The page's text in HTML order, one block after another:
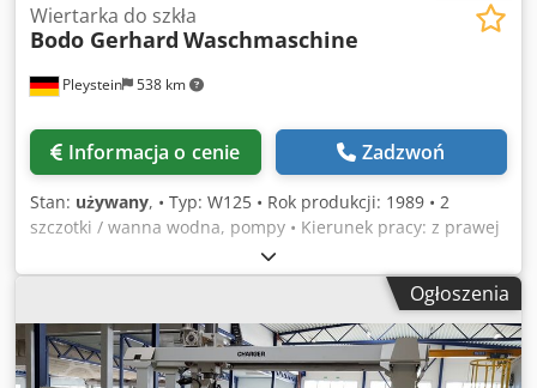
Pleystein 538 km
Wiertarka do szkła
Bodo Gerhard Waschmaschine
Informacja o cenie Zadzwoń
Stan: używany, • Typ: W125 • Rok produkcji: 1989 • 2
szczotki / wanna wodna, pompy • Kierunek pracy: z prawej
na lewą • Otwarta od góry • Szczotki myjące o wysokości
130 cm • Ogrzewanie • Cena na zapytanie Crsdpfx
Ogłoszenia